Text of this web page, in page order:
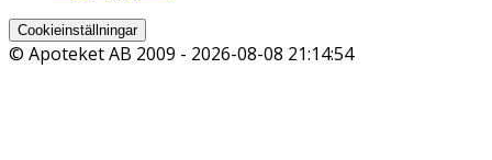
Cookieinställningar
© Apoteket AB 2009 - 2026-08-08 21:14:54